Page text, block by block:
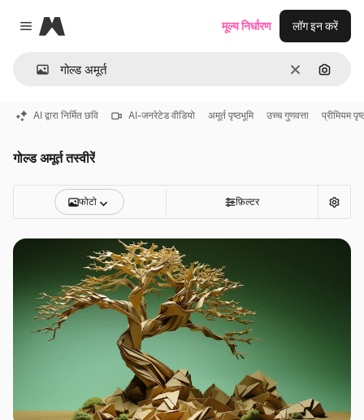
Close menu
Magnific
साफ़ इमेज से
मूल्य निर्धारण लॉग इन करें
AI द्वारा निर्मित छवि AI-जनरेटेड वीडियो अमूर्त पृष्ठभूमि उच्च गुणवत्ता प्रीमियम
गोल्ड अमूर्त तस्वीरें
फोटो फ़िल्टर